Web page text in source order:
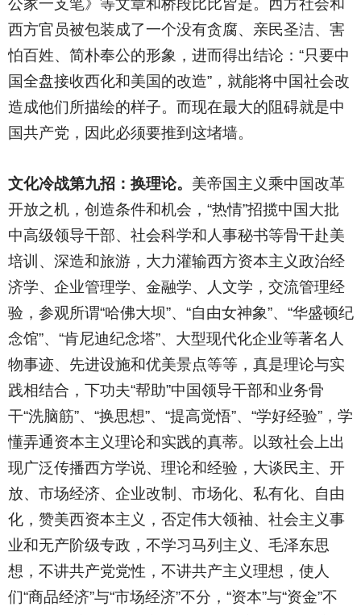
公家一支笔》等文章和桥段比比皆是。西方社会和
西方官员被包装成了一个没有贪腐、亲民圣洁、害
怕百姓、简朴奉公的形象，进而得出结论：“只要中
国全盘接收西化和美国的改造”，就能将中国社会改
造成他们所描绘的样子。而现在最大的阻碍就是中
国共产党，因此必须要推到这堵墙。
文化冷战第九招：换理论。 美帝国主义乘中国改革
开放之机，创造条件和机会，“热情”招揽中国大批
中高级领导干部、社会科学和人事秘书等骨干赴美
培训、深造和旅游，大力灌输西方资本主义政治经
济学、企业管理学、金融学、人文学，交流管理经
验，参观所谓“哈佛大坝”、“自由女神象”、“华盛顿纪
念馆”、“肯尼迪纪念塔”、大型现代化企业等著名人
物事迹、先进设施和优美景点等等，真是理论与实
践相结合，下功夫“帮助”中国领导干部和业务骨
干“洗脑筋”、“换思想”、“提高觉悟”、“学好经验”，学
懂弄通资本主义理论和实践的真蒂。以致社会上出
现广泛传播西方学说、理论和经验，大谈民主、开
放、市场经济、企业改制、市场化、私有化、自由
化，赞美西资本主义，否定伟大领袖、社会主义事
业和无产阶级专政，不学习马列主义、毛泽东思
想，不讲共产党党性，不讲共产主义理想，使人
们“商品经济”与“市场经济”不分，“资本”与“资金”不